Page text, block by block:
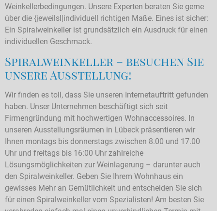
Weinkellerbedingungen. Unsere Experten beraten Sie gerne
über die {jeweilsl|individuell richtigen Maße. Eines ist sicher:
Ein Spiralweinkeller ist grundsätzlich ein Ausdruck für einen
individuellen Geschmack.
Spiralweinkeller – besuchen Sie
unsere Ausstellung!
Wir finden es toll, dass Sie unseren Internetauftritt gefunden
haben. Unser Unternehmen beschäftigt sich seit
Firmengründung mit hochwertigen Wohnaccessoires. In
unseren Ausstellungsräumen in Lübeck präsentieren wir
Ihnen montags bis donnerstags zwischen 8.00 und 17.00
Uhr und freitags bis 16:00 Uhr zahlreiche
Lösungsmöglichkeiten zur Weinlagerung – darunter auch
den Spiralweinkeller. Geben Sie Ihrem Wohnhaus ein
gewisses Mehr an Gemütlichkeit und entscheiden Sie sich
für einen Spiralweinkeller vom Spezialisten! Am besten Sie